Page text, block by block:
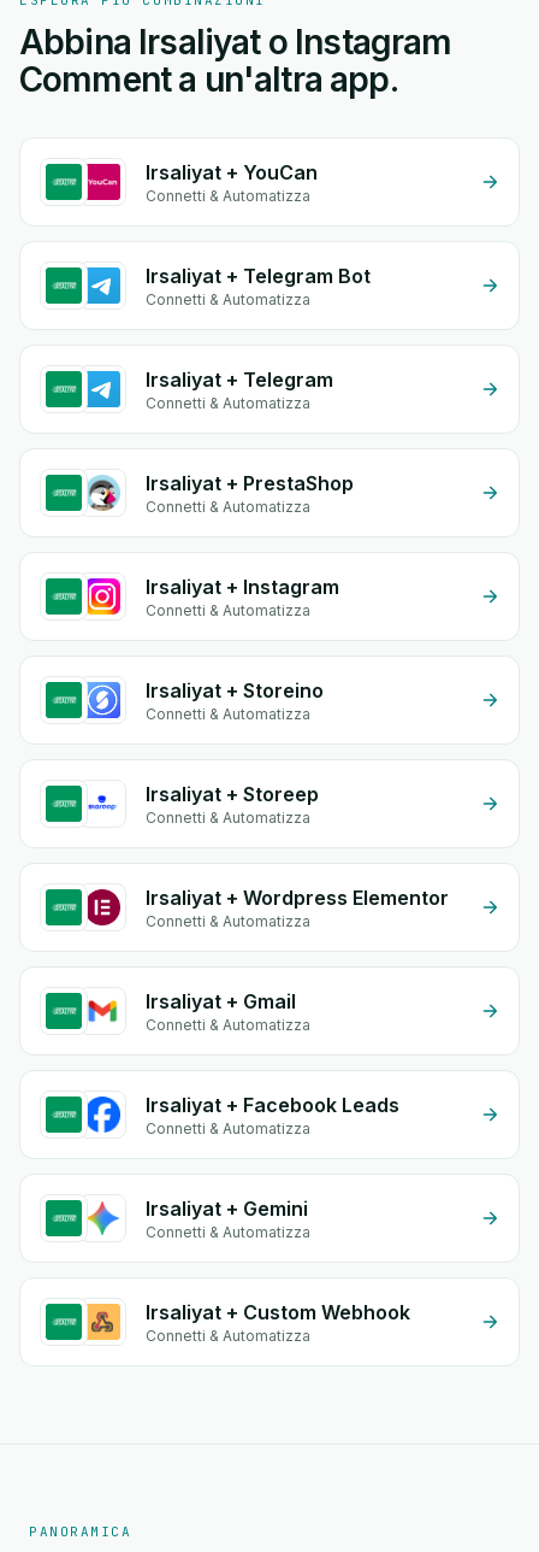
Abbina Irsaliyat o Instagram
Comment a un'altra app.
Irsaliyat + YouCan
Connetti & Automatizza
Irsaliyat + Telegram Bot
Connetti & Automatizza
Irsaliyat + Telegram
Connetti & Automatizza
Irsaliyat + PrestaShop
Connetti & Automatizza
Irsaliyat + Instagram
Connetti & Automatizza
Irsaliyat + Storeino
Connetti & Automatizza
Irsaliyat + Storeep
Connetti & Automatizza
Irsaliyat + Wordpress Elementor
Connetti & Automatizza
Irsaliyat + Gmail
Connetti & Automatizza
Irsaliyat + Facebook Leads
Connetti & Automatizza
Irsaliyat + Gemini
Connetti & Automatizza
Irsaliyat + Custom Webhook
Connetti & Automatizza
PANORAMICA